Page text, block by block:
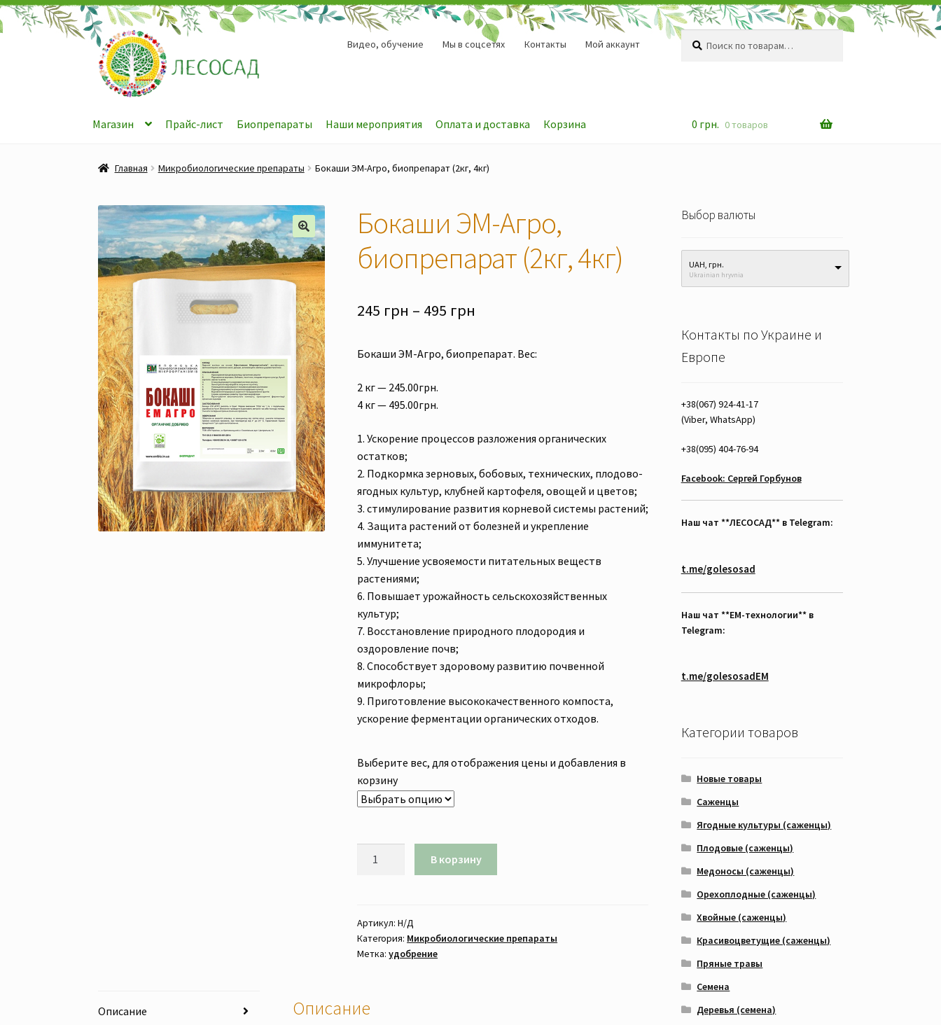
Перейти
к
навигации
Перейти
к
содержимому
Видео, обучение Мы в соцсетях Контакты Мой аккаунт
Искать:
Поиск
Магазин Прайс-лист Биопрепараты Наши мероприятия Оплата и доставка Корзина 0 грн. 0 товаров
Главная Микробиологические препараты Бокаши ЭМ-Агро, биопрепарат (2кг, 4кг)
Бокаши ЭМ-Агро,
биопрепарат (2кг, 4кг)
245 грн – 495 грн
245 грн
Бокаши ЭМ-Агро, биопрепарат. Вес:
2 кг — 245.00грн.
4 кг — 495.00грн.
1. Ускорение процессов разложения органических
остатков;
2. Подкормка зерновых, бобовых, технических, плодово-
ягодных культур, клубней картофеля, овощей и цветов;
3. стимулирование развития корневой системы растений;
4. Защита растений от болезней и укрепление
иммунитета;
5. Улучшение усвояемости питательных веществ
растениями;
6. Повышает урожайность сельскохозяйственных
культур;
7. Восстановление природного плодородия и
оздоровление почв;
8. Способствует здоровому развитию почвенной
микрофлоры;
9. Приготовление высококачественного компоста,
ускорение ферментации органических отходов.
Выберите вес, для отображения цены и добавления в
корзину
В корзину
Артикул:Н/Д
Категория: Микробиологические препараты
Метка:удобрение
Описание Описание
Выбор валюты
UAH, грн.
Ukrainian hryvnia
Контакты по Украине и
Европе
+38(067) 924-41-17
(Viber, WhatsApp)
+38(095) 404-76-94
Facebook: Сергей Горбунов
Наш чат **ЛЕСОСАД** в Telegram:
t.me/golesosad
Наш чат **EM-технологии** в
Telegram:
t.me/golesosadEM
Категории товаров
Новые товары
Саженцы
Ягодные культуры (саженцы)
Плодовые (саженцы)
Медоносы (саженцы)
Орехоплодные (саженцы)
Хвойные (саженцы)
Красивоцветущие (саженцы)
Пряные травы
Семена
Деревья (семена)